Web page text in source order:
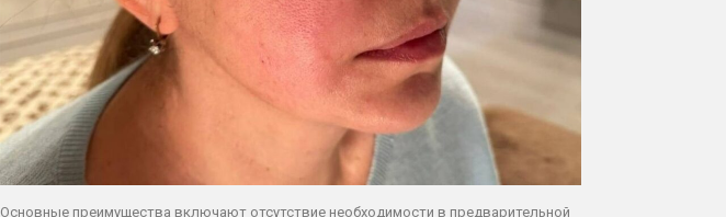
Основные преимущества включают отсутствие необходимости в предварительной